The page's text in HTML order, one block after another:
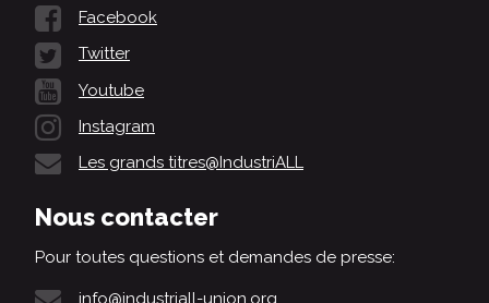
Facebook
Twitter
Youtube
Instagram
Les grands titres@IndustriALL
Nous contacter
Pour toutes questions et demandes de presse:
info@industriall-union.org